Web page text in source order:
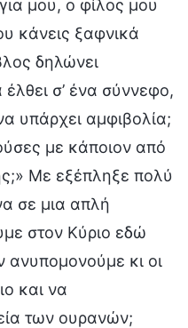
μου, ο φίλος μου
κάνεις ξαφνικά
δηλώνει
σ’ ένα σύννεφο,
υπάρχει αμφιβολία;
με κάποιον από
Με εξέπληξε πολύ
σε μια απλή
στον Κύριο εδώ
ανυπομονούμε κι οι
και να
των ουρανών;